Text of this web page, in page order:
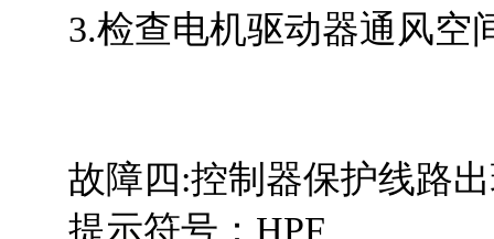
3.检查电机驱动器通风空
故障四:控制器保护线路出
提示符号：HPF